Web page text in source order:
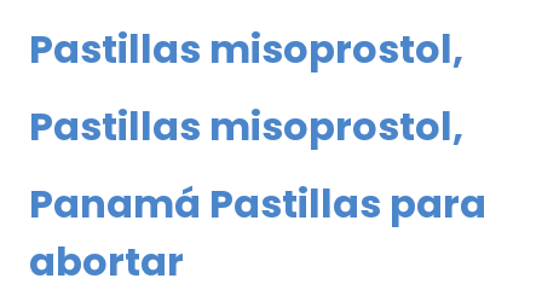
Pastillas misoprostol,
Pastillas misoprostol,
Panamá Pastillas para
abortar